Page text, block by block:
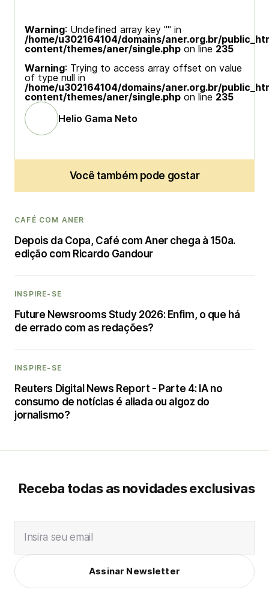
Warning: Undefined array key "" in
/home/u302164104/domains/aner.org.br/
content/themes/aner/single.php on line 235
Warning: Trying to access array offset on value
of type null in
/home/u302164104/domains/aner.org.br/
content/themes/aner/single.php on line 235
Helio Gama Neto
Você também pode gostar
CAFÉ COM ANER
Depois da Copa, Café com Aner chega à 150a.
edição com Ricardo Gandour
INSPIRE-SE
Future Newsrooms Study 2026: Enfim, o que há
de errado com as redações?
INSPIRE-SE
Reuters Digital News Report - Parte 4: IA no
consumo de notícias é aliada ou algoz do
jornalismo?
Receba todas as novidades exclusivas
Insira seu email
Assinar Newsletter